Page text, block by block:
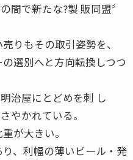
間で新たな?製 販同盟〞
りもその取引姿勢を、
選別へと方向転換しつつ
治屋にとどめを刺 し
やかれている。
が大きい。
、利幅の薄いビール・発